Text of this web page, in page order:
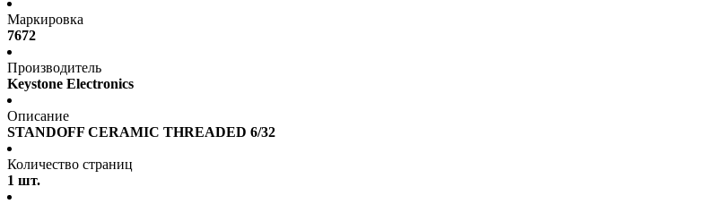
Маркировка
7672
Производитель
Keystone Electronics
Описание
STANDOFF CERAMIC THREADED 6/32
Количество страниц
1 шт.